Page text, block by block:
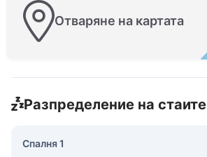
Отваряне на картата
Разпределение на стаите
Спалня 1